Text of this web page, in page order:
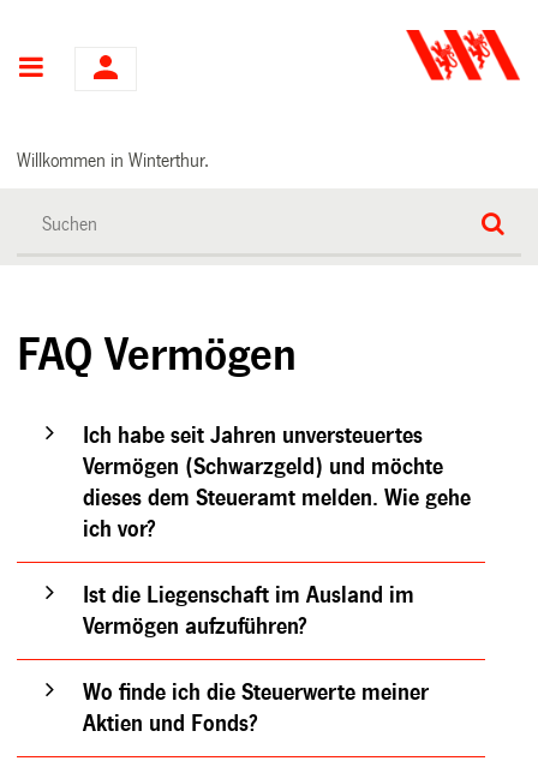
Hauptnavigation
Willkommen in Winterthur.
FAQ Vermögen
Ich habe seit Jahren unversteuertes
Vermögen (Schwarzgeld) und möchte
dieses dem Steueramt melden. Wie gehe
ich vor?
Ist die Liegenschaft im Ausland im
Vermögen aufzuführen?
Wo finde ich die Steuerwerte meiner
Aktien und Fonds?